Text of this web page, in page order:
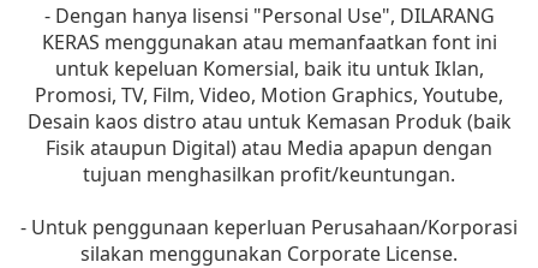
- Dengan hanya lisensi "Personal Use", DILARANG
KERAS menggunakan atau memanfaatkan font ini
untuk kepeluan Komersial, baik itu untuk Iklan,
Promosi, TV, Film, Video, Motion Graphics, Youtube,
Desain kaos distro atau untuk Kemasan Produk (baik
Fisik ataupun Digital) atau Media apapun dengan
tujuan menghasilkan profit/keuntungan.
- Untuk penggunaan keperluan Perusahaan/Korporasi
silakan menggunakan Corporate License.